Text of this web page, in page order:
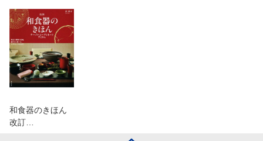
和食器のきほん
改訂…